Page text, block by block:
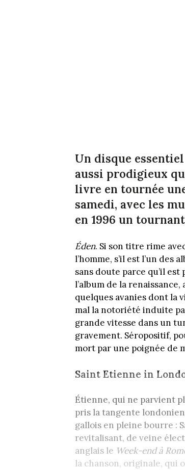
Un disque
aussi prodigieux
livre en tournée
samedi, avec les
en 1996 un
Éden. Si son titre rime
l’homme, s’il est l’un des
sans doute parce qu’il
l’album de la
quelques avanies dont la
mal la notoriété induite
grande vitesse dans un
gravement. Séropositif,
mort par une poignée de
Saint Etienne in
Étienne, qui ne parvient
pris la tangente
gallois en pleine bourre :
revitalisant, de veine
anglais le Week-end à
la chanson, originale, qui